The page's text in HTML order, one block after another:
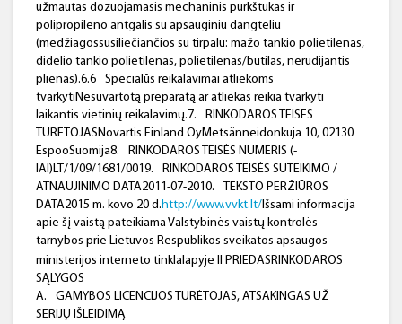
užmautas dozuojamasis mechaninis purkštukas ir
polipropileno antgalis su apsauginiu dangteliu
(medžiagossusiliečiančios su tirpalu: mažo tankio polietilenas,
didelio tankio polietilenas, polietilenas/butilas, nerūdijantis
plienas).6.6
Specialūs reikalavimai atliekoms
tvarkytiNesuvartotą preparatą ar atliekas reikia tvarkyti
laikantis vietinių reikalavimų.7.
RINKODAROS TEISĖS
TURĖTOJASNovartis Finland OyMetsänneidonkuja 10, 02130
EspooSuomija8.
RINKODAROS TEISĖS NUMERIS (-
IAI)LT/1/09/1681/0019.
RINKODAROS TEISĖS SUTEIKIMO /
ATNAUJINIMO DATA2011-07-2010.
TEKSTO PERŽIŪROS
DATA2015 m. kovo 20 d.http://www.vvkt.lt/Išsami informacija
apie šį vaistą pateikiama Valstybinės vaistų kontrolės
tarnybos prie Lietuvos Respublikos sveikatos apsaugos
ministerijos interneto tinklalapyje II PRIEDASRINKODAROS
SĄLYGOS
A.
GAMYBOS LICENCIJOS TURĖTOJAS, ATSAKINGAS UŽ
SERIJŲ IŠLEIDIMĄ